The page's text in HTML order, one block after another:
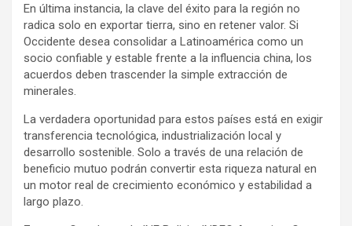
En última instancia, la clave del éxito para la región no
radica solo en exportar tierra, sino en retener valor. Si
Occidente desea consolidar a Latinoamérica como un
socio confiable y estable frente a la influencia china, los
acuerdos deben trascender la simple extracción de
minerales.
La verdadera oportunidad para estos países está en exigir
transferencia tecnológica, industrialización local y
desarrollo sostenible. Solo a través de una relación de
beneficio mutuo podrán convertir esta riqueza natural en
un motor real de crecimiento económico y estabilidad a
largo plazo.